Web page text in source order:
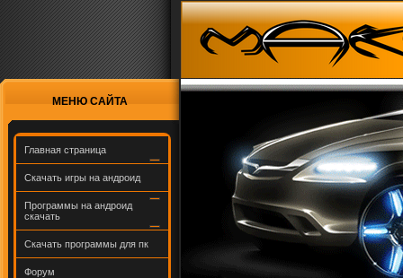
МЕНЮ САЙТА
Главная страница
Скачать игры на андроид
Программы на андроид
скачать
Скачать программы для пк
Форум